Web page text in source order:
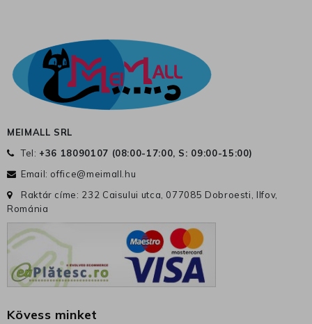
MEIMALL SRL
Tel: +36 18090107 (08:00-17:00, S: 09:00-15:00)
Email: office@meimall.hu
Raktár címe: 232 Caisului utca, 077085 Dobroesti, Ilfov,
Románia
Kövess minket